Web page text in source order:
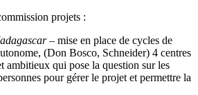
projets :
– mise en place de cycles de
(Don Bosco, Schneider) 4 centres
ambitieux qui pose la question sur les
pour gérer le projet et permettre la